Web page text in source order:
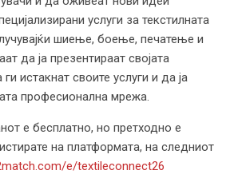
услуги за текстилната
шиење, боење, печатење и
да ја презентираат својата
истакнат своите услуги и да ја
професионална мрежа.
е бесплатно, но претходно е
на платформата, на следниот
e/textileconnect26